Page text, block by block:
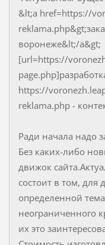
&lt;a href=https://
воронеже&lt;/a&gt;
[url=https://
https://
reklama.php -
Ради начала надо
Без каких-либо
движок
состоит в том,
определенной
неограниченного
их это